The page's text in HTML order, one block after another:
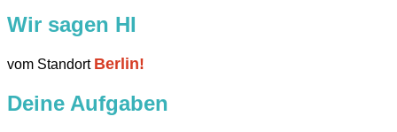
Wir sagen HI
vom Standort Berlin!
Deine Aufgaben